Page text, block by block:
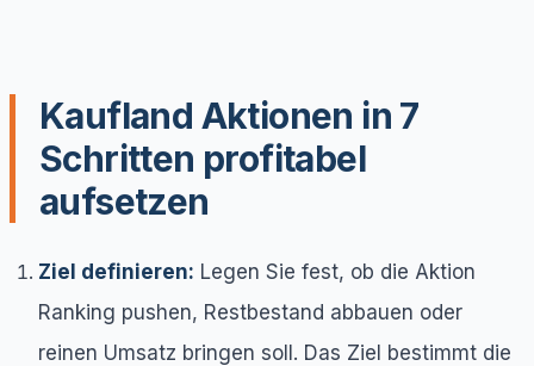
Kaufland Aktionen in 7
Schritten profitabel
aufsetzen
Ziel definieren: Legen Sie fest, ob die Aktion
Ranking pushen, Restbestand abbauen oder
reinen Umsatz bringen soll. Das Ziel bestimmt die